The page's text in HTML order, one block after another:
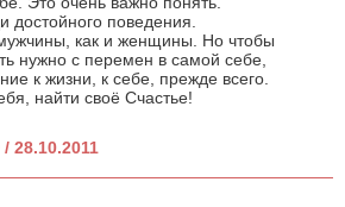
достойного поведения.
как и женщины. Но чтобы
нужно с перемен в самой себе,
к жизни, к себе, прежде всего.
найти своё Счастье!
28.10.2011